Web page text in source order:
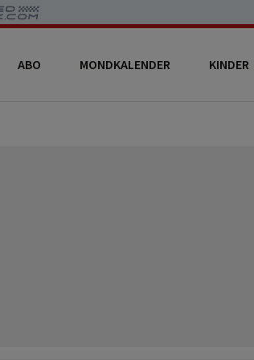
ABO MONDKALENDER KINDER